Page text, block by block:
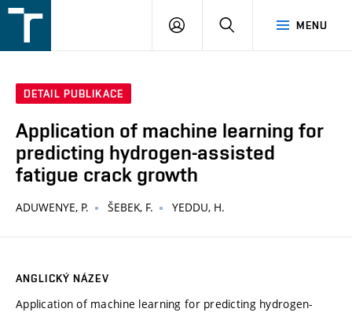
v
MENU
PŘIHLÁŠENÍ
DETAIL PUBLIKACE
Application of machine learning for
predicting hydrogen-assisted
fatigue crack growth
ADUWENYE, P. ŠEBEK, F. YEDDU, H.
ANGLICKÝ NÁZEV
Application of machine learning for predicting hydrogen-